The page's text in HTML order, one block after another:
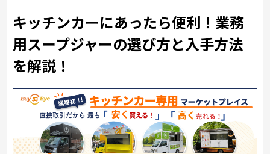
キッチンカーにあったら便利！業務
用スープジャーの選び方と入手方法
を解説！